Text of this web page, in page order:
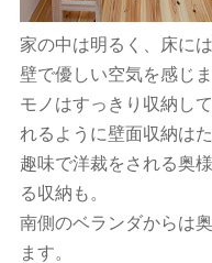
家の中は明るく、床に
壁で優しい空気を感じま
モノはすっきり収納し
れるように壁面収納は
趣味で洋裁をされる奥
る収納も。
南側のベランダからは
ます。